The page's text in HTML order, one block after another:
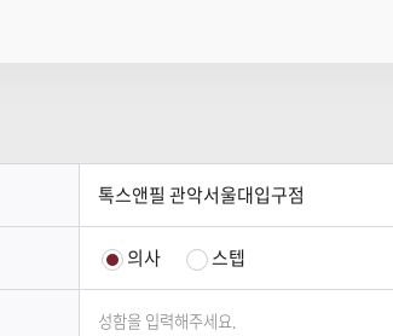
톡스앤필 관악서울대입구점
의사 스텝